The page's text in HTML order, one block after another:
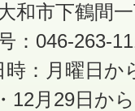
和市下鶴間
：046-263-
時：月曜日か
12月29日か